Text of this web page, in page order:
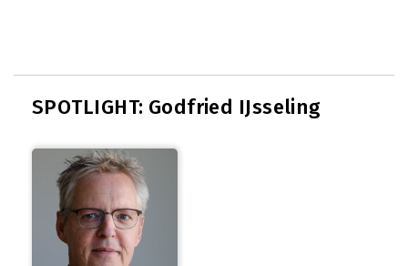
SPOTLIGHT: Godfried IJsseling